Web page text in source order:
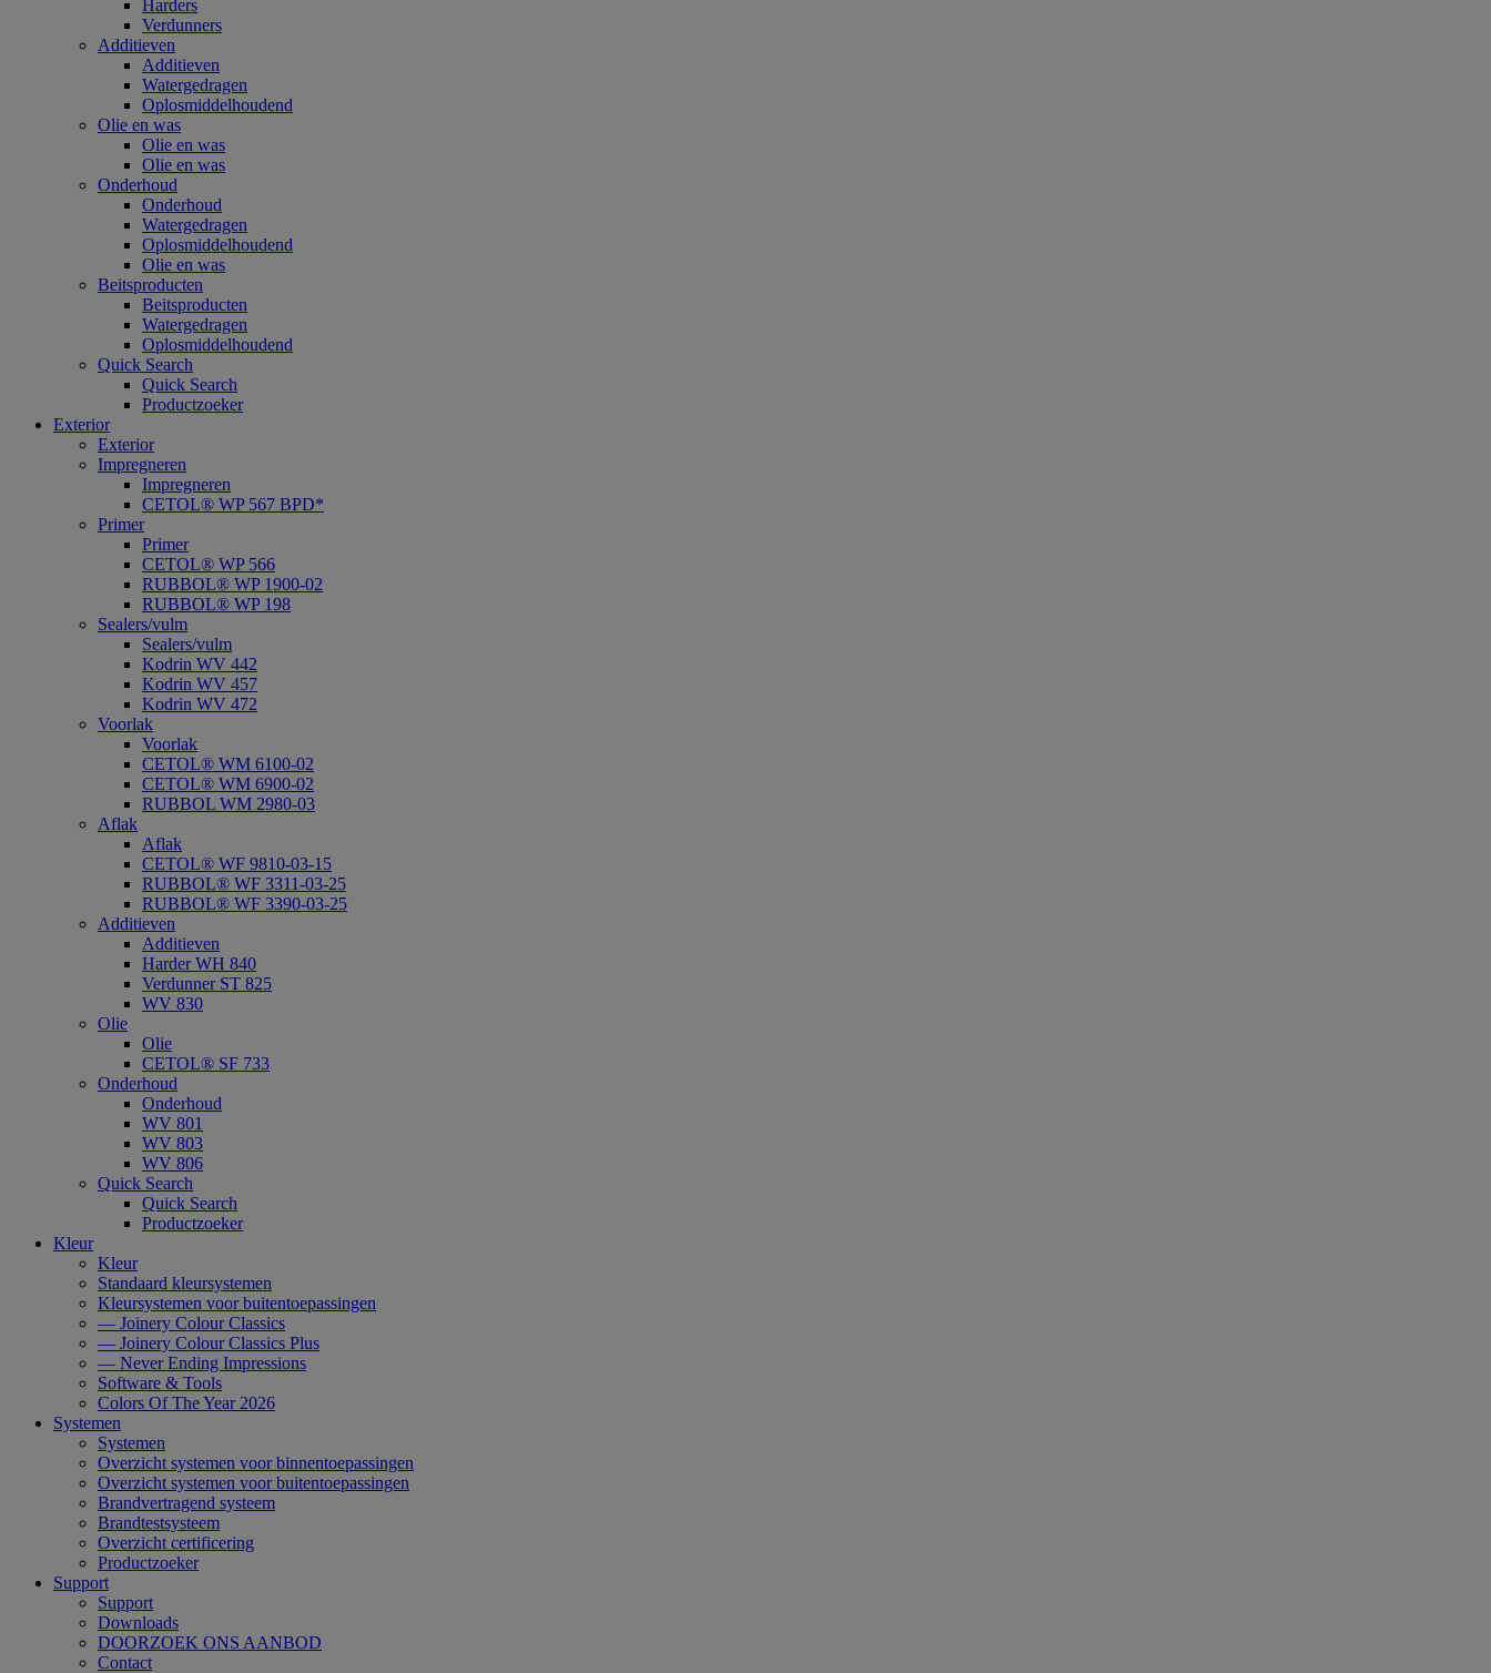
Harders
Verdunners
Additieven
Additieven
Watergedragen
Oplosmiddelhoudend
Olie en was
Olie en was
Olie en was
Onderhoud
Onderhoud
Watergedragen
Oplosmiddelhoudend
Olie en was
Beitsproducten
Beitsproducten
Watergedragen
Oplosmiddelhoudend
Quick Search
Quick Search
Productzoeker
Exterior
Exterior
Impregneren
Impregneren
CETOL® WP 567 BPD*
Primer
Primer
CETOL® WP 566
RUBBOL® WP 1900-02
RUBBOL® WP 198
Sealers/vulm
Sealers/vulm
Kodrin WV 442
Kodrin WV 457
Kodrin WV 472
Voorlak
Voorlak
CETOL® WM 6100-02
CETOL® WM 6900-02
RUBBOL WM 2980-03
Aflak
Aflak
CETOL® WF 9810-03-15
RUBBOL® WF 3311-03-25
RUBBOL® WF 3390-03-25
Additieven
Additieven
Harder WH 840
Verdunner ST 825
WV 830
Olie
Olie
CETOL® SF 733
Onderhoud
Onderhoud
WV 801
WV 803
WV 806
Quick Search
Quick Search
Productzoeker
Kleur
Kleur
Standaard kleursystemen
Kleursystemen voor buitentoepassingen
— Joinery Colour Classics
— Joinery Colour Classics Plus
— Never Ending Impressions
Software & Tools
Colors Of The Year 2026
Systemen
Systemen
Overzicht systemen voor binnentoepassingen
Overzicht systemen voor buitentoepassingen
Brandvertragend systeem
Brandtestsysteem
Overzicht certificering
Productzoeker
Support
Support
Downloads
DOORZOEK ONS AANBOD
Contact